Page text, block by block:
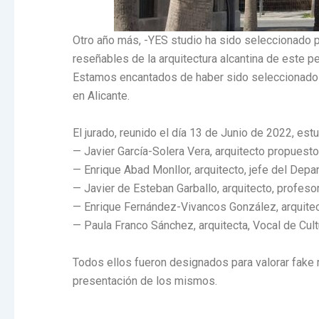
Otro año más, -YES studio ha sido seleccionado
reseñables de la arquitectura alcantina de este
Estamos encantados de haber sido
en Alicante.
El jurado, reunido el día 13 de Junio de 2022,
— Javier García-Solera Vera, arquitecto
— Enrique Abad Monllor, arquitecto, jefe del
— Javier de Esteban Garballo, arquitecto,
— Enrique Fernández-Vivancos González,
— Paula Franco Sánchez, arquitecta, Vocal de
Todos ellos fueron designados para valorar
presentación de los mismos.